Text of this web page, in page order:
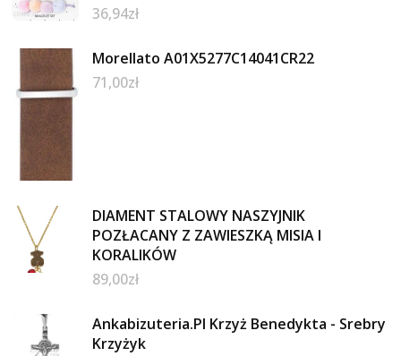
36,94zł
Morellato A01X5277C14041CR22
71,00zł
DIAMENT STALOWY NASZYJNIK
POZŁACANY Z ZAWIESZKĄ MISIA I
KORALIKÓW
89,00zł
Ankabizuteria.Pl Krzyż Benedykta - Srebry
Krzyżyk